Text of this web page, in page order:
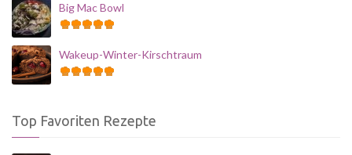
Big Mac Bowl
Wakeup-Winter-Kirschtraum
Top Favoriten Rezepte